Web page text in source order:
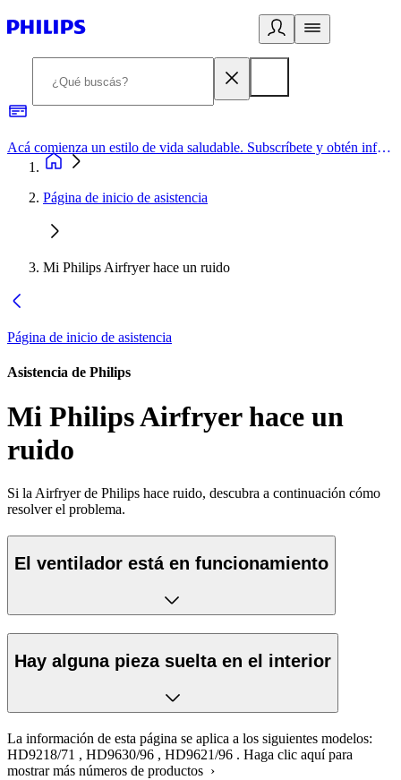
Acá comienza un estilo de vida saludable. Subscríbete y obtén información de primera mano
Página de inicio de asistencia
Mi Philips Airfryer hace un ruido
Página de inicio de asistencia
Asistencia de Philips
Mi Philips Airfryer hace un
ruido
Si la Airfryer de Philips hace ruido, descubra a continuación cómo
resolver el problema.
El ventilador está en funcionamiento
Hay alguna pieza suelta en el interior
La información de esta página se aplica a los siguientes modelos:
HD9218/71 , HD9630/96 , HD9621/96 . Haga clic aquí para
mostrar más números de productos ›